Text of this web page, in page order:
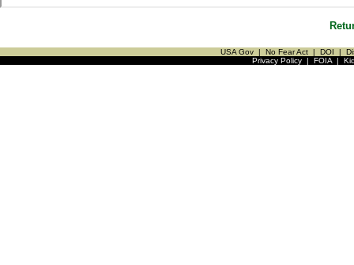
USA Gov | No Fear Act | DOI |
Privacy Policy| FOIA|